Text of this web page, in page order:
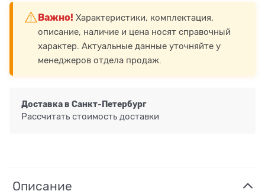
⚠️ Важно! Характеристики, комплектация,
описание, наличие и цена носят справочный
характер. Актуальные данные уточняйте у
менеджеров отдела продаж.
Доставка в Санкт-Петербург
Рассчитать стоимость доставки
Описание